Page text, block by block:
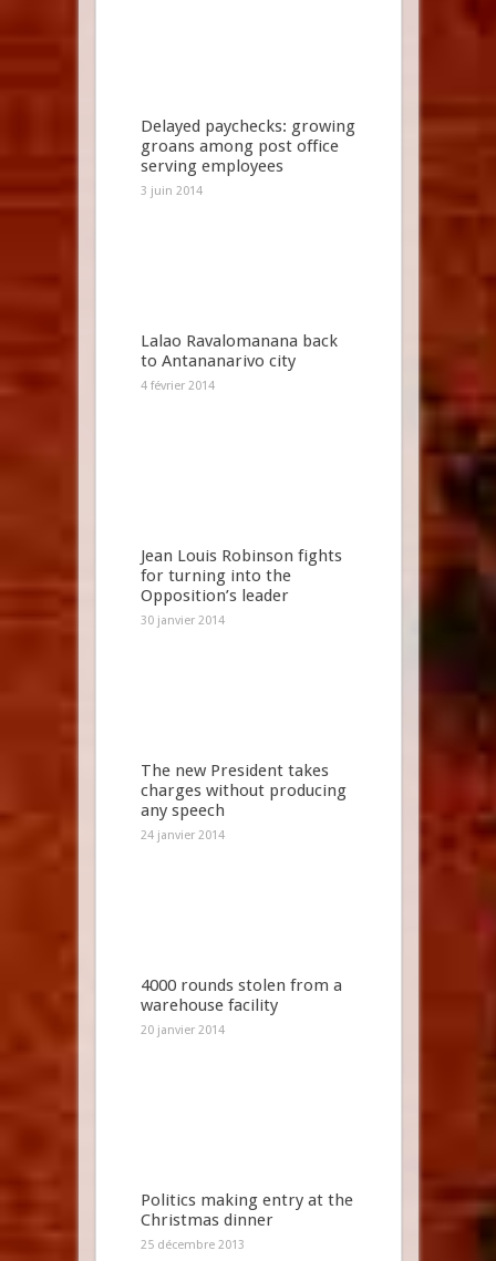
Delayed paychecks: growing
groans among post office
serving employees
3 juin 2014
Lalao Ravalomanana back
to Antananarivo city
4 février 2014
Jean Louis Robinson fights
for turning into the
Opposition’s leader
30 janvier 2014
The new President takes
charges without producing
any speech
24 janvier 2014
4000 rounds stolen from a
warehouse facility
20 janvier 2014
Politics making entry at the
Christmas dinner
25 décembre 2013